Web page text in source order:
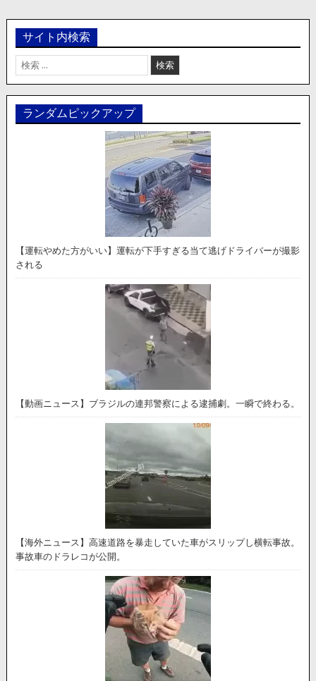
サイト内検索
検
索:
ランダムピックアップ
【運転やめた方がいい】運転が下手すぎる当て逃げドライバーが撮影
される
【動画ニュース】ブラジルの連邦警察による逮捕劇。一瞬で終わる。
【海外ニュース】高速道路を暴走していた車がスリップし横転事故。
事故車のドラレコが公開。